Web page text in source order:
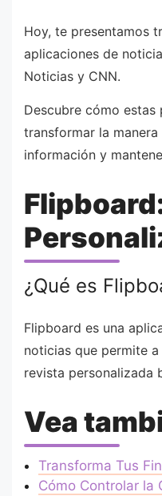
Hoy, te presentamos
aplicaciones de
Noticias y CNN.
Descubre cómo
transformar la
información y
¿Qué es
Flipboard es una
noticias que permite
revista personalizada
Vea
Transforma Tus
Cómo Controlar la